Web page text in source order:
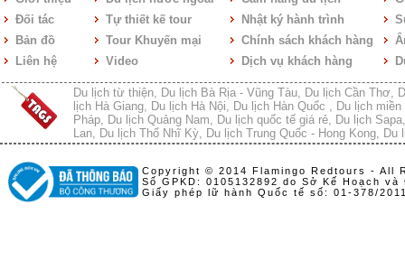
Đối tác
Bản đồ
Liên hệ
Tự thiết kế tour
Tour Khuyến mại
Video
Nhật ký hành trình
Chính sách khách hàng
Dịch vụ khách hàng
Du lịch từ thiện, Du lịch Bà Rịa - Vũng Tàu, Du lịch Cần Thơ,
lịch Hà Giang, Du lịch Hà Nội, Du lịch Hàn Quốc , Du lịch miền
Pháp, Du lịch Quảng Nam, Du lịch quốc tế giá rẻ, Du lịch Sapa
Lan, Du lịch Thổ Nhĩ Kỳ, Du lịch Trung Quốc - Hong Kong, Du
Copyright © 2014 Flamingo Redtours - All
Số GPKD: 0105132892 do Sở Kế Hoạch
Giấy phép lữ hành Quốc tế số: 01-378/